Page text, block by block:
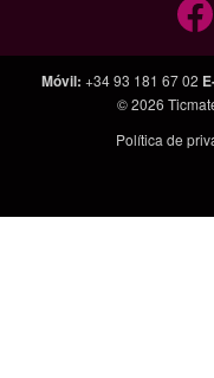
Móvil: +34 93 181 67 02
© 2026
Política de